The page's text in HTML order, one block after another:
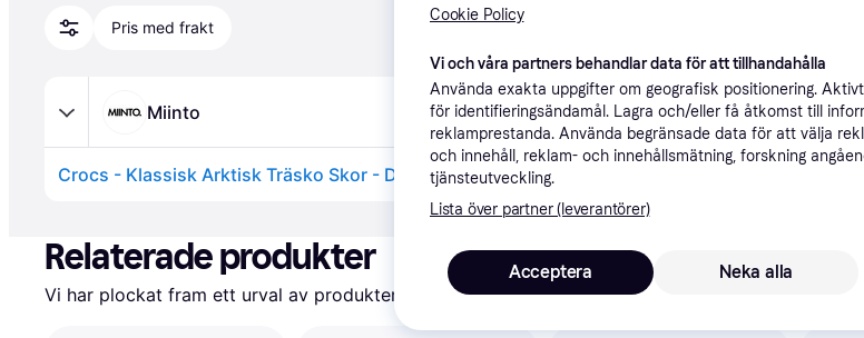
Pris med frakt
Miinto
Crocs - Klassisk Arktisk Träsko Skor - Dam - 36 EU -
Relaterade produkter
Vi har plockat fram ett urval av produkter som kanske skulle intressera dig.
Cookie Policy
Vi och våra partners behandlar data för att tillhandahålla
Använda exakta uppgifter om geografisk positionering.
för identifieringsändamål. Lagra och/eller få åtkomst till
reklamprestanda. Använda begränsade data för att välja
och innehåll, reklam- och innehållsmätning, forskning
tjänsteutveckling.
Lista över partner (leverantörer)
Neka alla
Acceptera